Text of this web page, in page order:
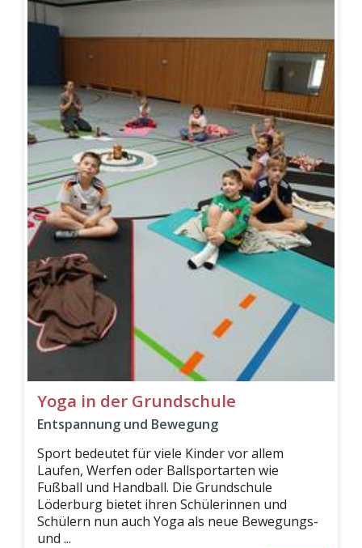
Yoga in der Grundschule
Entspannung und Bewegung
Sport bedeutet für viele Kinder vor allem
Laufen, Werfen oder Ballsportarten wie
Fußball und Handball. Die Grundschule
Löderburg bietet ihren Schülerinnen und
Schülern nun auch Yoga als neue Bewegungs-
und ...